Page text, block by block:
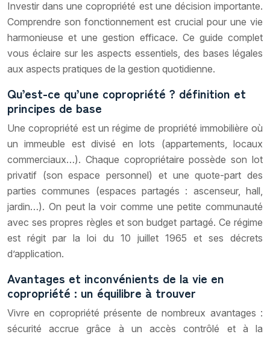
Investir dans une copropriété est une décision importante.
Comprendre son fonctionnement est crucial pour une vie
harmonieuse et une gestion efficace. Ce guide complet
vous éclaire sur les aspects essentiels, des bases légales
aux aspects pratiques de la gestion quotidienne.
Qu’est-ce qu’une copropriété ? définition et
principes de base
Une copropriété est un régime de propriété immobilière où
un immeuble est divisé en lots (appartements, locaux
commerciaux…). Chaque copropriétaire possède son lot
privatif (son espace personnel) et une quote-part des
parties communes (espaces partagés : ascenseur, hall,
jardin…). On peut la voir comme une petite communauté
avec ses propres règles et son budget partagé. Ce régime
est régit par la loi du 10 juillet 1965 et ses décrets
d’application.
Avantages et inconvénients de la vie en
copropriété : un équilibre à trouver
Vivre en copropriété présente de nombreux avantages :
sécurité accrue grâce à un accès contrôlé et à la